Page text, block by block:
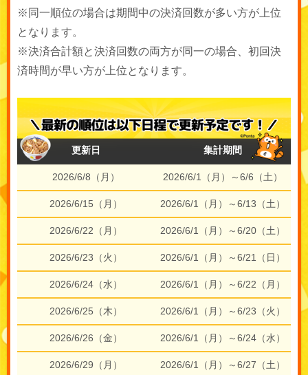
※同一順位の場合は期間中の決済回数が多い方が上位
となります。
※決済合計額と決済回数の両方が同一の場合、初回決
済時間が早い方が上位となります。
更新日 集計期間
2026/6/8（月） 2026/6/1（月）～6/6（土）
2026/6/15（月） 2026/6/1（月）～6/13（土）
2026/6/22（月） 2026/6/1（月）～6/20（土）
2026/6/23（火） 2026/6/1（月）～6/21（日）
2026/6/24（水） 2026/6/1（月）～6/22（月）
2026/6/25（木） 2026/6/1（月）～6/23（火）
2026/6/26（金） 2026/6/1（月）～6/24（水）
2026/6/29（月） 2026/6/1（月）～6/27（土）